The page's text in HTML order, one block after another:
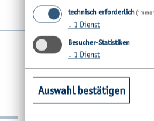
technisch erforderlich
↓ 1 Dienst
Besucher-Statistiken
↓ 1 Dienst
Auswahl bestätigen